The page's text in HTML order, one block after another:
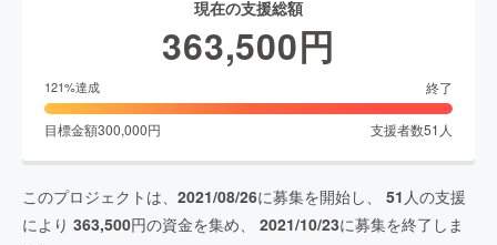
現在の支援総額
363,500円
121%達成 終了
目標金額300,000円 支援者数51 人
このプロジェクトは、 2021/08/26に募集を開始し、 51 人の支援
により 363,500円の資金を集め、 2021/10/23に募集を終了しま